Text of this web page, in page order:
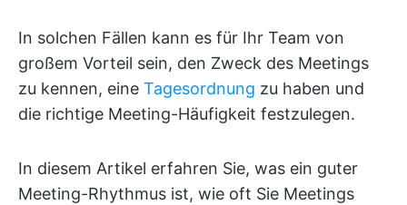
In solchen Fällen kann es für Ihr Team von
großem Vorteil sein, den Zweck des Meetings
zu kennen, eine Tagesordnung zu haben und
die richtige Meeting-Häufigkeit festzulegen.
In diesem Artikel erfahren Sie, was ein guter
Meeting-Rhythmus ist, wie oft Sie Meetings